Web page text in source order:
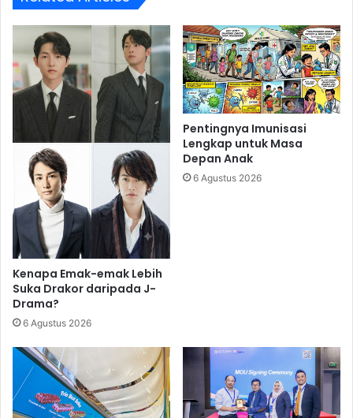
Kenapa Emak-emak Lebih
Suka Drakor daripada J-
Drama?
6 Agustus 2026
Pentingnya Imunisasi
Lengkap untuk Masa
Depan Anak
6 Agustus 2026